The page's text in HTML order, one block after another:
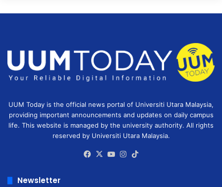
UUM Today is the official news portal of Universiti Utara Malaysia,
providing important announcements and updates on daily campus
life. This website is managed by the university authority. All rights
reserved by Universiti Utara Malaysia.
Facebook
X YouTubeInstagram
Newsletter